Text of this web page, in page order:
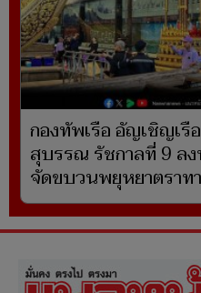
กองทัพเรือ อัญเชิญเ
สุบรรณ รัชกาลที่ 9 ลง
จัดขบวนพยุหยาตราท